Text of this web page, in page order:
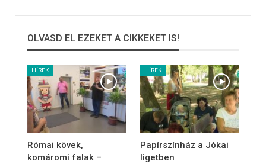
OLVASD EL EZEKET A CIKKEKET IS!
HÍREK
Római kövek,
komáromi falak –
HÍREK
Papírszínház a Jókai
ligetben